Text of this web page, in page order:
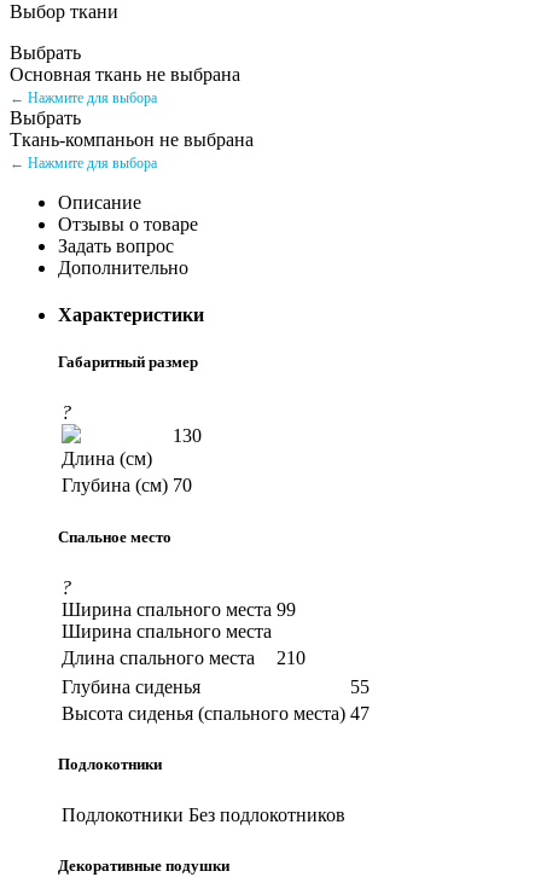
Выбор ткани
Выбрать
Основная ткань не выбрана
← Нажмите для выбора
Выбрать
Ткань-компаньон не выбрана
← Нажмите для выбора
Описание
Отзывы о товаре
Задать вопрос
Дополнительно
Характеристики
Габаритный размер
?
Длина (см)
130
Глубина (см) 70
Спальное место
?
Ширина спального места
Ширина спального места
99
Длина спального места
210
Глубина сиденья
55
Высота сиденья (спального места) 47
Подлокотники
Подлокотники Без подлокотников
Декоративные подушки